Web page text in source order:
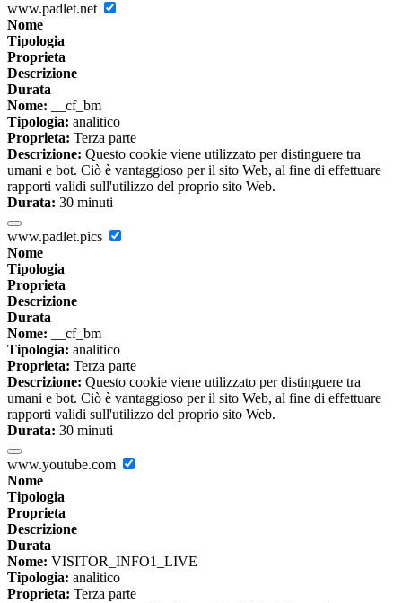
www.padlet.net
Nome
Tipologia
Proprieta
Descrizione
Durata
Nome: __cf_bm
Tipologia: analitico
Proprieta: Terza parte
Descrizione: Questo cookie viene utilizzato per distinguere tra
umani e bot. Ciò è vantaggioso per il sito Web, al fine di effettuare
rapporti validi sull'utilizzo del proprio sito Web.
Durata: 30 minuti
www.padlet.pics
Nome
Tipologia
Proprieta
Descrizione
Durata
Nome: __cf_bm
Tipologia: analitico
Proprieta: Terza parte
Descrizione: Questo cookie viene utilizzato per distinguere tra
umani e bot. Ciò è vantaggioso per il sito Web, al fine di effettuare
rapporti validi sull'utilizzo del proprio sito Web.
Durata: 30 minuti
www.youtube.com
Nome
Tipologia
Proprieta
Descrizione
Durata
Nome: VISITOR_INFO1_LIVE
Tipologia: analitico
Proprieta: Terza parte